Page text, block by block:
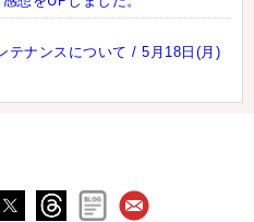
テナンスについて / 5月18日(月)